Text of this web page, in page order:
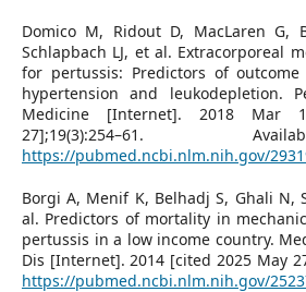
Domico M, Ridout D, MacLaren G,
Schlapbach LJ, et al. Extracorporeal
for pertussis: Predictors of
hypertension and leukodepletion.
Medicine [Internet]. 2018 Mar
27];19(3):254–61.
https://pubmed.ncbi.nlm.nih.gov/
Borgi A, Menif K, Belhadj S, Ghali N,
al. Predictors of mortality in
pertussis in a low income country.
Dis [Internet]. 2014 [cited 2025 May
https://pubmed.ncbi.nlm.nih.gov/